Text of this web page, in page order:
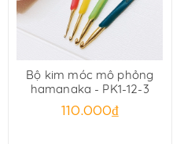
Bộ kim móc mô phỏng
hamanaka - PK1-12-3
110.000₫